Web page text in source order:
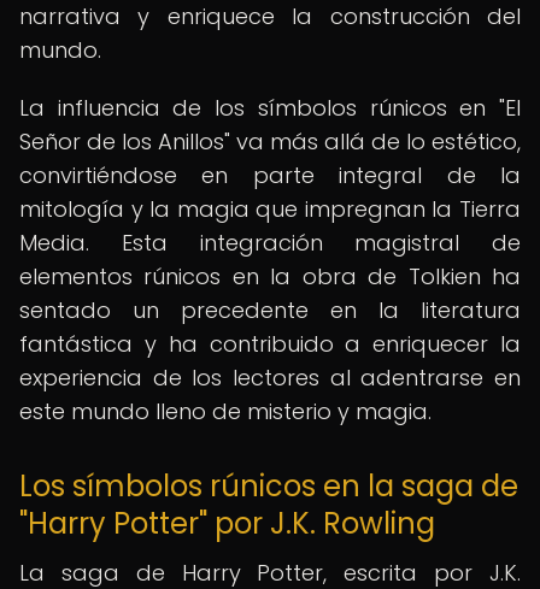
narrativa y enriquece la construcción del
mundo.
La influencia de los símbolos rúnicos en "El
Señor de los Anillos" va más allá de lo estético,
convirtiéndose en parte integral de la
mitología y la magia que impregnan la Tierra
Media. Esta integración magistral de
elementos rúnicos en la obra de Tolkien ha
sentado un precedente en la literatura
fantástica y ha contribuido a enriquecer la
experiencia de los lectores al adentrarse en
este mundo lleno de misterio y magia.
Los símbolos rúnicos en la saga de
"Harry Potter" por J.K. Rowling
La saga de Harry Potter, escrita por J.K.